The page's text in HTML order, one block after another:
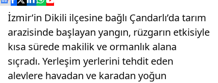
İzmir’in Dikili ilçesine bağlı Çandarlı’da tarım
arazisinde başlayan yangın, rüzgarın etkisiyle
kısa sürede makilik ve ormanlık alana
sıçradı. Yerleşim yerlerini tehdit eden
alevlere havadan ve karadan yoğun